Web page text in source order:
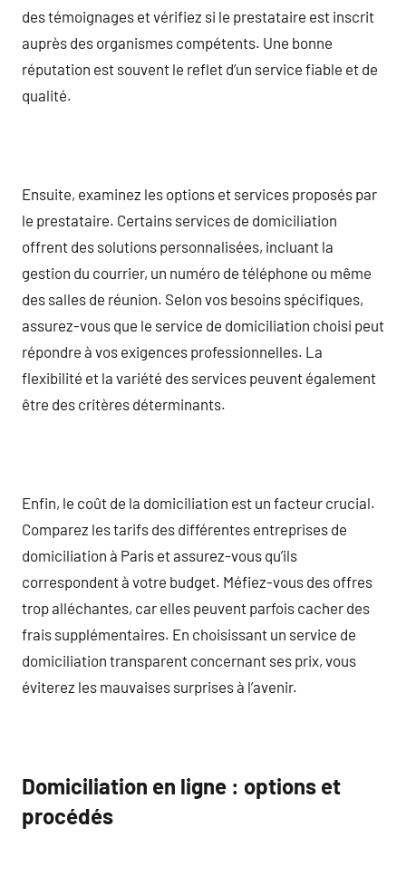
des témoignages et vérifiez si le prestataire est inscrit
auprès des organismes compétents. Une bonne
réputation est souvent le reflet d’un service fiable et de
qualité.
Ensuite, examinez les options et services proposés par
le prestataire. Certains services de domiciliation
offrent des solutions personnalisées, incluant la
gestion du courrier, un numéro de téléphone ou même
des salles de réunion. Selon vos besoins spécifiques,
assurez-vous que le service de domiciliation choisi peut
répondre à vos exigences professionnelles. La
flexibilité et la variété des services peuvent également
être des critères déterminants.
Enfin, le coût de la domiciliation est un facteur crucial.
Comparez les tarifs des différentes entreprises de
domiciliation à Paris et assurez-vous qu’ils
correspondent à votre budget. Méfiez-vous des offres
trop alléchantes, car elles peuvent parfois cacher des
frais supplémentaires. En choisissant un service de
domiciliation transparent concernant ses prix, vous
éviterez les mauvaises surprises à l’avenir.
Domiciliation en ligne : options et
procédés